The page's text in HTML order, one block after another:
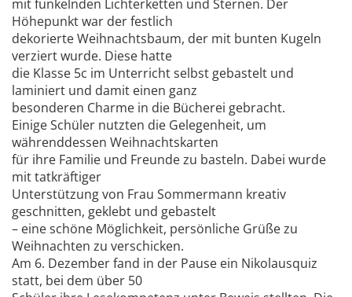
mit funkelnden Lichterketten und Sternen. Der
Höhepunkt war der festlich
dekorierte Weihnachtsbaum, der mit bunten Kugeln
verziert wurde. Diese hatte
die Klasse 5c im Unterricht selbst gebastelt und
laminiert und damit einen ganz
besonderen Charme in die Bücherei gebracht.
Einige Schüler nutzten die Gelegenheit, um
währenddessen Weihnachtskarten
für ihre Familie und Freunde zu basteln. Dabei wurde
mit tatkräftiger
Unterstützung von Frau Sommermann kreativ
geschnitten, geklebt und gebastelt
– eine schöne Möglichkeit, persönliche Grüße zu
Weihnachten zu verschicken.
Am 6. Dezember fand in der Pause ein Nikolausquiz
statt, bei dem über 50